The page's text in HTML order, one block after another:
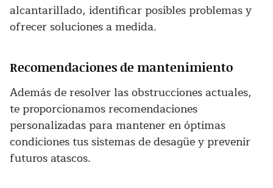
alcantarillado, identificar posibles problemas y
ofrecer soluciones a medida.
Recomendaciones de mantenimiento
Además de resolver las obstrucciones actuales,
te proporcionamos recomendaciones
personalizadas para mantener en óptimas
condiciones tus sistemas de desagüe y prevenir
futuros atascos.